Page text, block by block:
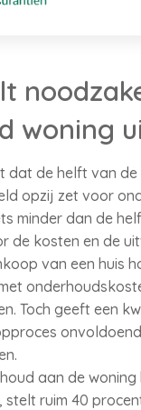
woning
dat de helft van
opzij zet voor
minder dan de
de kosten en de
van een huis
Toch geeft een
aan de
ruim 40